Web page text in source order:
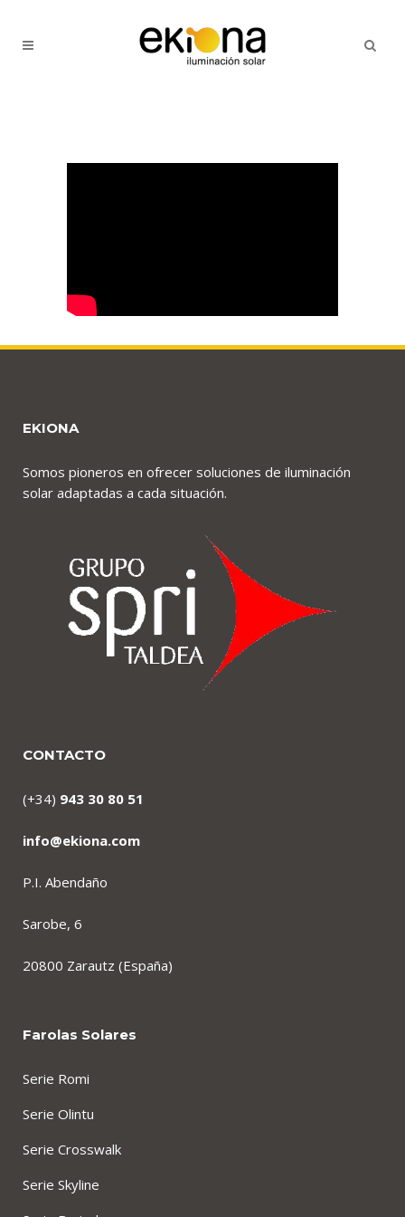
EKIONA
Somos pioneros en ofrecer soluciones de iluminación
solar adaptadas a cada situación.
CONTACTO
(+34) 943 30 80 51
info@ekiona.com
P.I. Abendaño
Sarobe, 6
20800 Zarautz (España)
Farolas Solares
Serie Romi
Serie Olintu
Serie Crosswalk
Serie Skyline